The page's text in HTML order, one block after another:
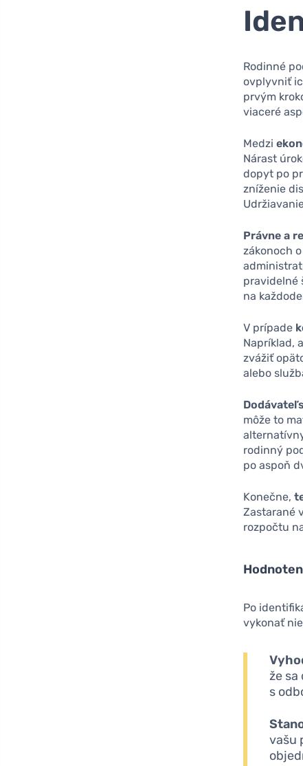
Rodinné
ovplyvniť
prvým
viaceré
Medzi
Nárast
dopyt po
zníženie
Právne a
zákonoch
pravidelné
na
V prípade
Napríklad,
zvážiť
alebo
môže to
rodinný
po aspoň
Konečne,
Zastarané
rozpočtu
Po
vykonať
že
s
vašu